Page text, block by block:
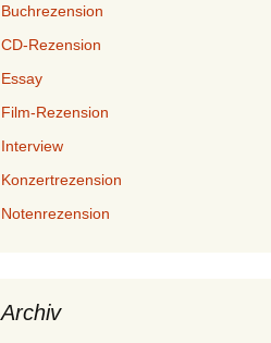
Buchrezension
CD-Rezension
Essay
Film-Rezension
Interview
Konzertrezension
Notenrezension
Archiv